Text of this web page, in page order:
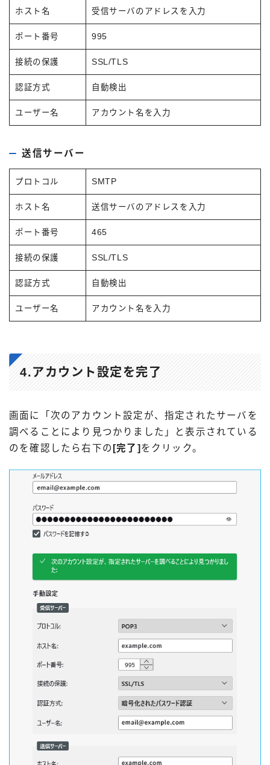
ホスト名 受信サーバのアドレスを入力
ポート番号 995
接続の保護 SSL/TLS
認証方式 自動検出
ユーザー名 アカウント名を入力
送信サーバー
プロトコル SMTP
ホスト名 送信サーバのアドレスを入力
ポート番号 465
接続の保護 SSL/TLS
認証方式 自動検出
ユーザー名 アカウント名を入力
4.アカウント設定を完了
画面に「次のアカウント設定が、指定されたサーバを
調べることにより見つかりました」と表示されている
のを確認したら右下の [完了] をクリック。